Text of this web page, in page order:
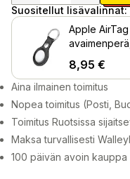
Suositellut lisävalinnat:
Apple
8,95 €
Aina ilmainen toimitus
Nopea toimitus (Posti,
Toimitus Ruotsissa
Maksa turvallisesti
100 päivän avoin kauppa